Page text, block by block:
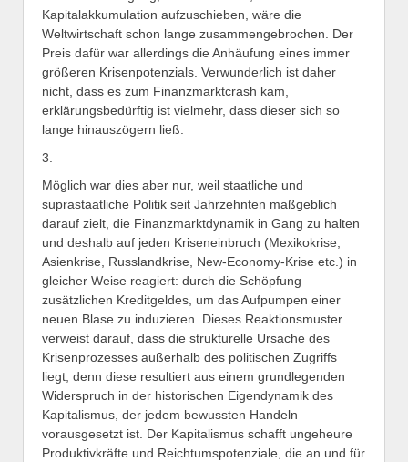
Kapitalakkumulation aufzuschieben, wäre die
Weltwirtschaft schon lange zusammengebrochen. Der
Preis dafür war allerdings die Anhäufung eines immer
größeren Krisenpotenzials. Verwunderlich ist daher
nicht, dass es zum Finanzmarktcrash kam,
erklärungsbedürftig ist vielmehr, dass dieser sich so
lange hinauszögern ließ.
3.
Möglich war dies aber nur, weil staatliche und
suprastaatliche Politik seit Jahrzehnten maßgeblich
darauf zielt, die Finanzmarktdynamik in Gang zu halten
und deshalb auf jeden Kriseneinbruch (Mexikokrise,
Asienkrise, Russlandkrise, New-Economy-Krise etc.) in
gleicher Weise reagiert: durch die Schöpfung
zusätzlichen Kreditgeldes, um das Aufpumpen einer
neuen Blase zu induzieren. Dieses Reaktionsmuster
verweist darauf, dass die strukturelle Ursache des
Krisenprozesses außerhalb des politischen Zugriffs
liegt, denn diese resultiert aus einem grundlegenden
Widerspruch in der historischen Eigendynamik des
Kapitalismus, der jedem bewussten Handeln
vorausgesetzt ist. Der Kapitalismus schafft ungeheure
Produktivkräfte und Reichtumspotenziale, die an und für